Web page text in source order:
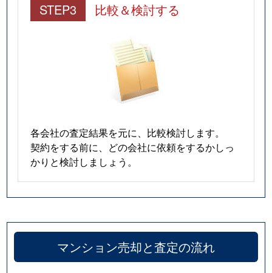
STEP3 比較＆検討する
各会社の査定結果を元に、比較検討します。
契約をする前に、どの会社に依頼をするかしっ
かりと検討しましょう。
マンション売却と査定の流れ